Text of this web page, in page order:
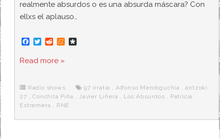
realmente absurdos o es una absurda máscara? Con
ellxs el aplauso…
F
c
e
o
k
T
i
t
r
R
d
d
M
e
r
a
Read more »
Radio shows 97 irratia , Alfonso Mendiguchía ,antzoki
27 ,Conchita Piña ,Javier Liñera , Los Absurdos , Patricia
Estremera , RNE